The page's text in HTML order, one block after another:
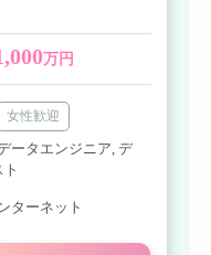
万円
女性歓迎
ータエンジニア, デ
ターネット